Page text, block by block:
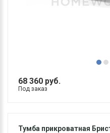
68 360 руб.
Под заказ
Тумба прикроватная